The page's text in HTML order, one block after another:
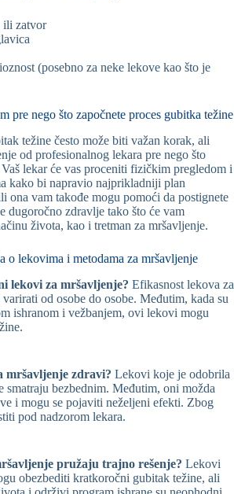
ili zatvor
(posebno za neke lekove kao što je
pre nego što započnete proces gubitka težine
težine često može biti važan korak, ali
od profesionalnog lekara pre nego što
lekar će vas proceniti fizičkim pregledom i
kako bi napravio najprikladniji plan
ona vam takođe mogu pomoći da postignete
dugoročno zdravlje tako što će vam
života, kao i tretman za mršavljenje.
o lekovima i metodama za mršavljenje
lekovi za mršavljenje? Efikasnost lekova za
od osobe do osobe. Međutim, kada su
ishranom i vežbanjem, ovi lekovi mogu
mršavljenje zdravi? Lekovi koje je odobrila
smatraju bezbednim. Međutim, oni možda
i mogu se pojaviti neželjeni efekti. Zbog
pod nadzorom lekara.
pružaju trajno rešenje? Lekovi
obezbediti kratkoročni gubitak težine, ali